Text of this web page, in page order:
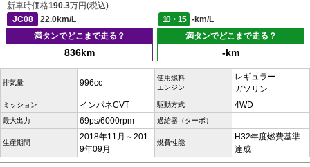
新車時価格190.3万円(税込)
JC08
22.0km/L 10・15
-km/L
満タンでどこまで走る？
836km
満タンでどこまで走る？
-km
排気量 996cc
使用燃料
エンジン
レギュラー
ガソリン
ミッション インパネCVT 駆動方式 4WD
最大出力 69ps/6000rpm 過給器（ターボ） -
生産期間
2018年11月～201
9年09月
燃費性能
H32年度燃費基準
達成